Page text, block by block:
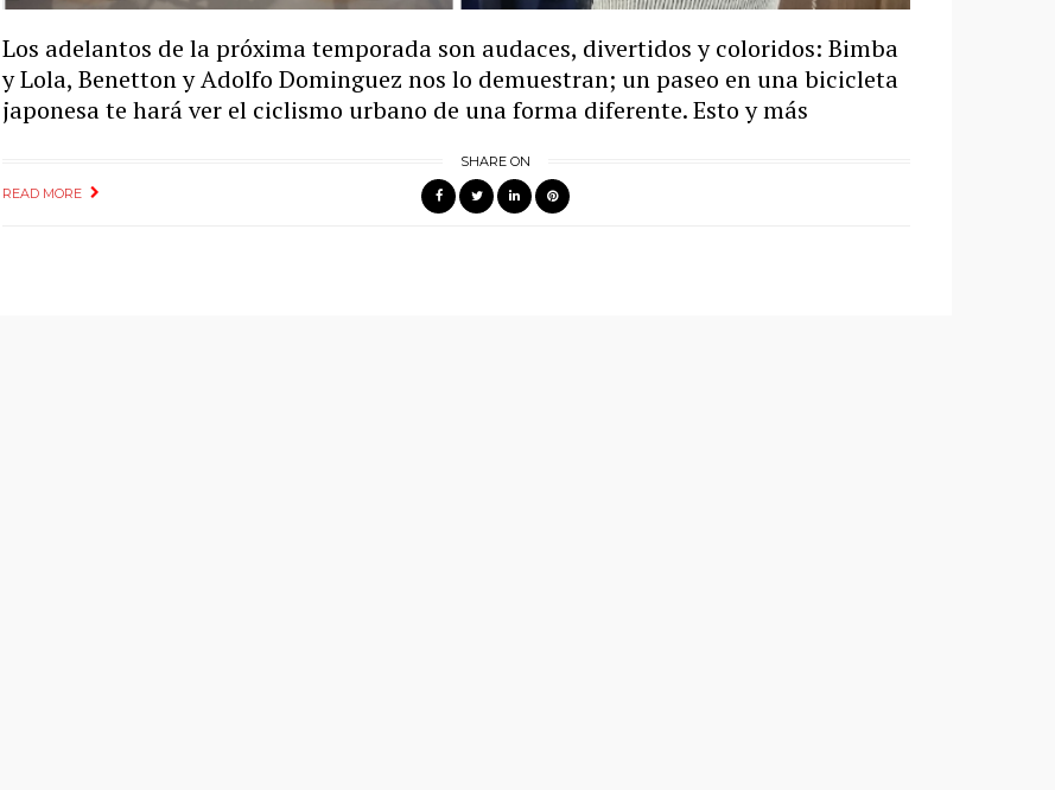
Los adelantos de la próxima temporada son audaces, divertidos y coloridos: Bimba
y Lola, Benetton y Adolfo Dominguez nos lo demuestran; un paseo en una bicicleta
japonesa te hará ver el ciclismo urbano de una forma diferente. Esto y más
READ MORE
SHARE ON